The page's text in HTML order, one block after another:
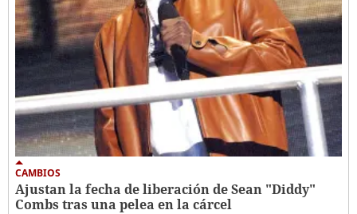
CAMBIOS
Ajustan la fecha de liberación de Sean "Diddy"
Combs tras una pelea en la cárcel